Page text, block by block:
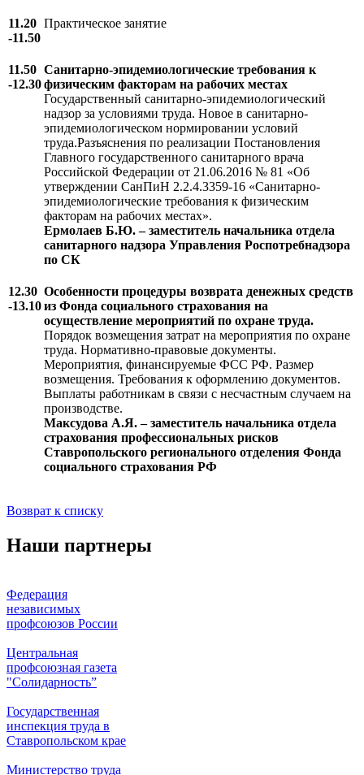
11.20
-11.50
Практическое занятие
11.50
-12.30
Санитарно-эпидемиологические требования к
физическим факторам на рабочих местах
Государственный санитарно-эпидемиологический
надзор за условиями труда. Новое в санитарно-
эпидемиологическом нормировании условий
труда.Разъяснения по реализации Постановления
Главного государственного санитарного врача
Российской Федерации от 21.06.2016 № 81 «Об
утверждении СанПиН 2.2.4.3359-16 «Санитарно-
эпидемиологические требования к физическим
факторам на рабочих местах».
Ермолаев Б.Ю. – заместитель начальника отдела
санитарного надзора Управления Роспотребнадзора
по СК
12.30
-13.10
Особенности процедуры возврата денежных средств
из Фонда социального страхования на
осуществление мероприятий по охране труда.
Порядок возмещения затрат на мероприятия по охране
труда. Нормативно-правовые документы.
Мероприятия, финансируемые ФСС РФ. Размер
возмещения. Требования к оформлению документов.
Выплаты работникам в связи с несчастным случаем на
производстве.
Максудова А.Я. – заместитель начальника отдела
страхования профессиональных рисков
Ставропольского регионального отделения Фонда
социального страхования РФ
Возврат к списку
Наши партнеры
Федерация
независимых
профсоюзов России
Центральная
профсоюзная газета
"Солидарность”
Государственная
инспекция труда в
Ставропольском крае
Министерство труда